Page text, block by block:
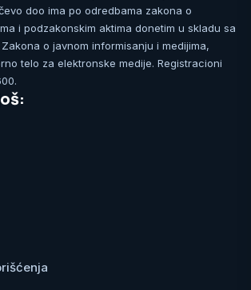
doo ima po odredbama zakona o
i podzakonskim aktima donetim u skladu sa
o javnom informisanju i medijima,
telo za elektronske medije. Registracioni